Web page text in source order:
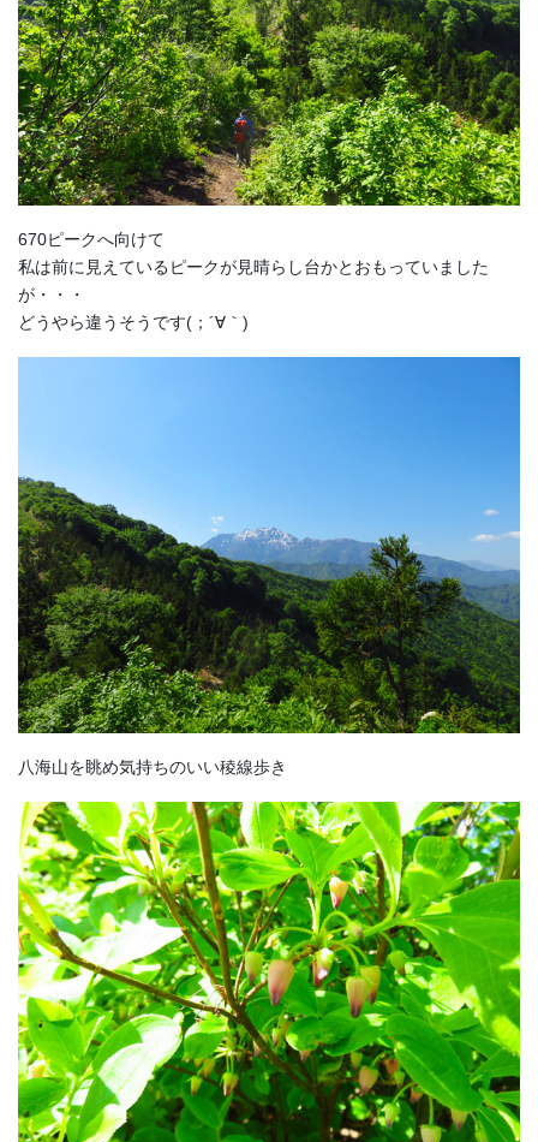
670ピークへ向けて
私は前に見えているピークが見晴らし台かとおもっていました
が・・・
どうやら違うそうです(；´∀｀)
八海山を眺め気持ちのいい稜線歩き